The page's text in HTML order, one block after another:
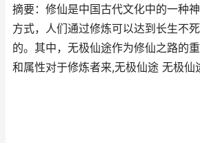
摘要：修仙是中国古代文化中的一种
方式，人们通过修炼可以达到长生不
的。其中，无极仙途作为修仙之路的
和属性对于修炼者来,无极仙途 无极仙